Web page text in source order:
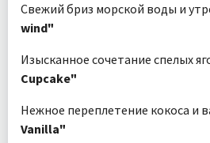
Свежий бриз морской воды и
wind"
Изысканное сочетание спелых
Cupcake"
Нежное переплетение кокоса и
Vanilla"